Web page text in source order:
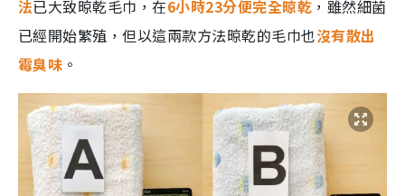
法已大致晾乾毛巾，在6小時23分便完全晾乾 ，雖然細菌
已經開始繁殖，但以這兩款方法晾乾的毛巾也沒有散出
霉臭味 。